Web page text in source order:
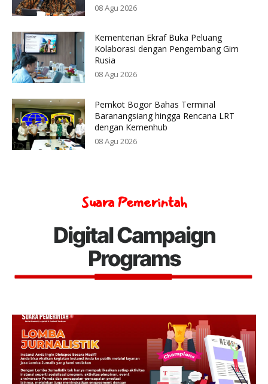
08 Agu 2026
Kementerian Ekraf Buka Peluang
Kolaborasi dengan Pengembang Gim
Rusia
08 Agu 2026
Pemkot Bogor Bahas Terminal
Baranangsiang hingga Rencana LRT
dengan Kemenhub
08 Agu 2026
Suara Pemerintah
Digital Campaign
Programs